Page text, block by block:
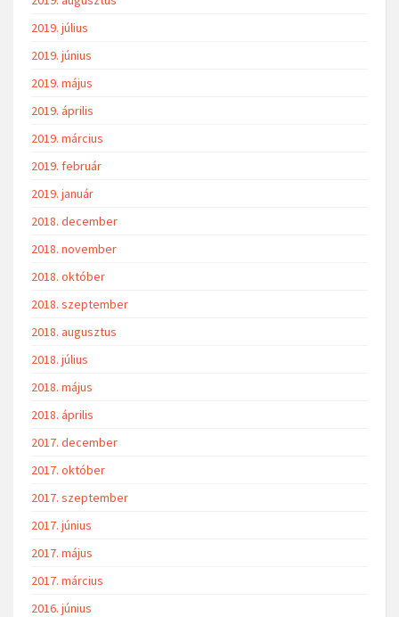
2019. július
2019. június
2019. május
2019. április
2019. március
2019. február
2019. január
2018. december
2018. november
2018. október
2018. szeptember
2018. augusztus
2018. július
2018. május
2018. április
2017. december
2017. október
2017. szeptember
2017. június
2017. május
2017. március
2016. június